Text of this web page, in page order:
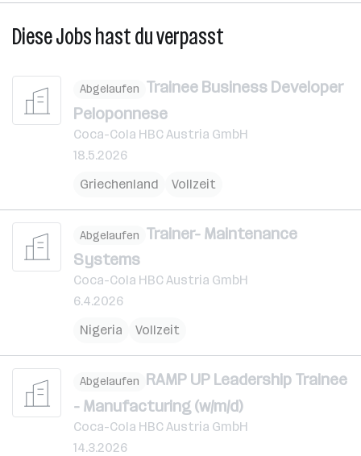
Diese Jobs hast du verpasst
Abgelaufen Trainee Business Developer
Peloponnese
Coca-Cola HBC Austria GmbH
18.5.2026
Griechenland
Vollzeit
Abgelaufen Trainer- Maintenance
Systems
Coca-Cola HBC Austria GmbH
6.4.2026
Nigeria
Vollzeit
Abgelaufen RAMP UP Leadership Trainee
- Manufacturing (w/m/d)
Coca-Cola HBC Austria GmbH
14.3.2026